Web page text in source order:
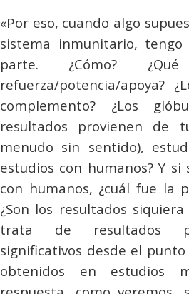
«Por eso, cuando algo
sistema inmunitario,
parte. ¿Cómo?
refuerza/potencia/apoya?
complemento? ¿Los
resultados provienen de
menudo sin sentido),
estudios con humanos? Y
con humanos, ¿cuál fue la
¿Son los resultados siquiera
trata de resultados
significativos desde el
obtenidos en estudios